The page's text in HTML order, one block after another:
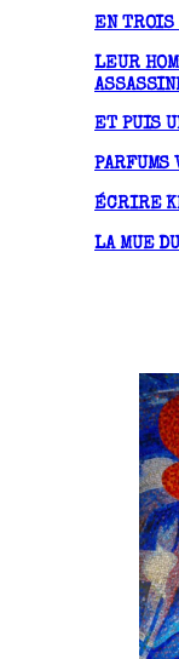
v
s
EN TROIS
LEUR
ET PUIS
PARFUMS
ÉCRIRE
LA MUE